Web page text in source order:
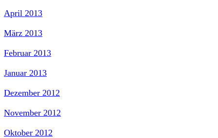
April 2013
März 2013
Februar 2013
Januar 2013
Dezember 2012
November 2012
Oktober 2012